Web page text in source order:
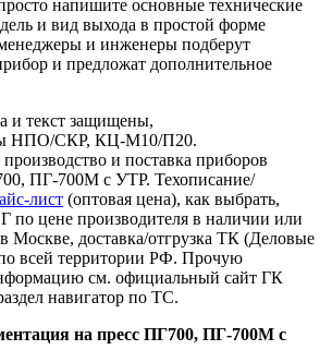
напишите основные технические
и вид выхода в простой форме
и инженеры подберут
и предложат дополнительное
и текст защищены,
НПО/СКР, КЦ-М10/П20.
и поставка приборов
ПГ-700М с УТР. Техописание/
лист (оптовая цена), как выбрать,
по цене производителя в наличии или
в Москве, доставка/отгрузка ТК (Деловые
всей территории РФ. Прочую
см. официальный сайт ГК
навигатор по ТС.
на пресс ПГ700, ПГ-700М с